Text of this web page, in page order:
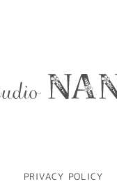
PRIVACY POLICY